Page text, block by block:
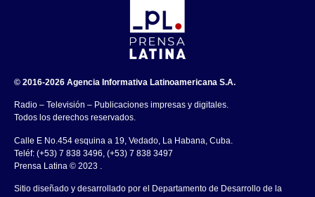
© 2016-2026 Agencia Informativa Latinoamericana S.A.
Radio – Televisión – Publicaciones impresas y digitales.
Todos los derechos reservados.
Calle E No.454 esquina a 19, Vedado, La Habana, Cuba.
Teléf: (+53) 7 838 3496, (+53) 7 838 3497
Prensa Latina © 2023 .
Sitio diseñado y desarrollado por el Departamento de Desarrollo de la